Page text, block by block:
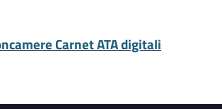
Carnet ATA digitali